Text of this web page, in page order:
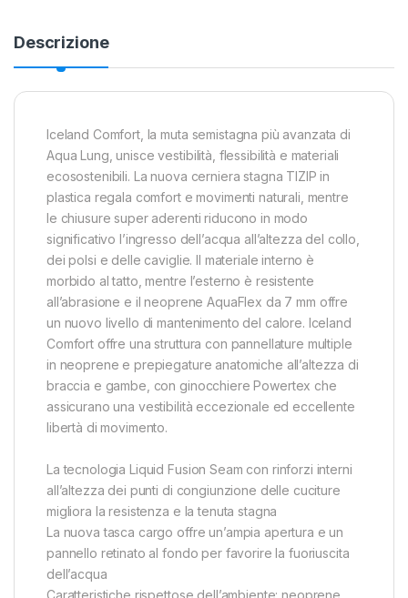
Descrizione
Iceland Comfort, la muta semistagna più avanzata di
Aqua Lung, unisce vestibilità, flessibilità e materiali
ecosostenibili. La nuova cerniera stagna TIZIP in
plastica regala comfort e movimenti naturali, mentre
le chiusure super aderenti riducono in modo
significativo l’ingresso dell’acqua all’altezza del collo,
dei polsi e delle caviglie. Il materiale interno è
morbido al tatto, mentre l’esterno è resistente
all’abrasione e il neoprene AquaFlex da 7 mm offre
un nuovo livello di mantenimento del calore. Iceland
Comfort offre una struttura con pannellature multiple
in neoprene e prepiegature anatomiche all’altezza di
braccia e gambe, con ginocchiere Powertex che
assicurano una vestibilità eccezionale ed eccellente
libertà di movimento.
La tecnologia Liquid Fusion Seam con rinforzi interni
all’altezza dei punti di congiunzione delle cuciture
migliora la resistenza e la tenuta stagna
La nuova tasca cargo offre un’ampia apertura e un
pannello retinato al fondo per favorire la fuoriuscita
dell’acqua
Caratteristiche rispettose dell’ambiente: neoprene